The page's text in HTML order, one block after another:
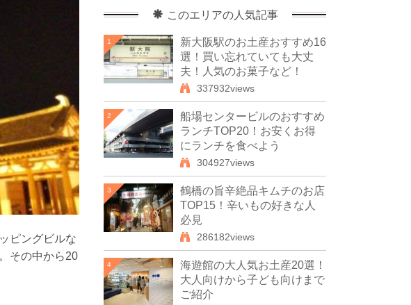
ピングビルな
その中から20
このエリアの人気記事
1
新大阪駅のお土産おすすめ16
選！買い忘れていても大丈
夫！人気のお菓子など！
337932views
2
船場センタービルのおすすめ
ランチTOP20！お安くお得
にランチを食べよう
304927views
3
鶴橋の旨辛絶品キムチのお店
TOP15！辛いもの好きな人
必見
286182views
4
海遊館の大人気お土産20選！
大人向けから子ども向けまで
ご紹介